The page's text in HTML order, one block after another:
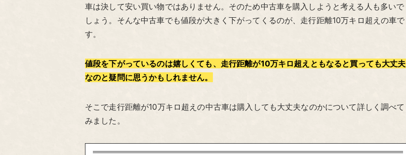
車は決して安い買い物ではありません。そのため中古車を購入しようと考える人も多いで
しょう。そんな中古車でも値段が大きく下がってくるのが、走行距離10万キロ超えの車で
す。
値段を下がっているのは嬉しくても、走行距離が10万キロ超えともなると買っても大丈夫
なのと疑問に思うかもしれません。
そこで走行距離が10万キロ超えの中古車は購入しても大丈夫なのかについて詳しく調べて
みました。